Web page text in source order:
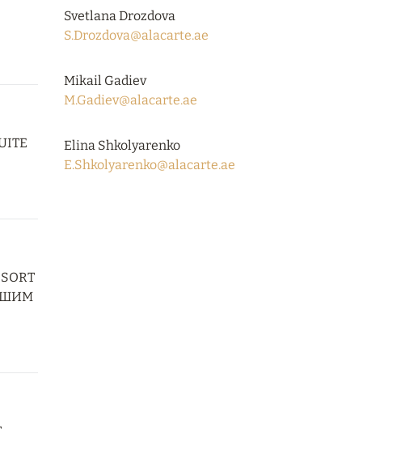
Svetlana Drozdova
S.Drozdova@alacarte.ae
Mikail Gadiev
M.Gadiev@alacarte.ae
Elina Shkolyarenko
E.Shkolyarenko@alacarte.ae